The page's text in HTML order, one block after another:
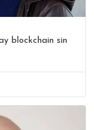
blockchain sin